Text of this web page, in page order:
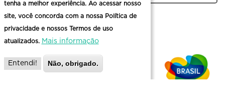
tenha a melhor experiência. Ao acessar nosso
site, você concorda com a nossa Política de
privacidade e nossos Termos de uso
atualizados. Mais informação
Entendi! Não, obrigado.